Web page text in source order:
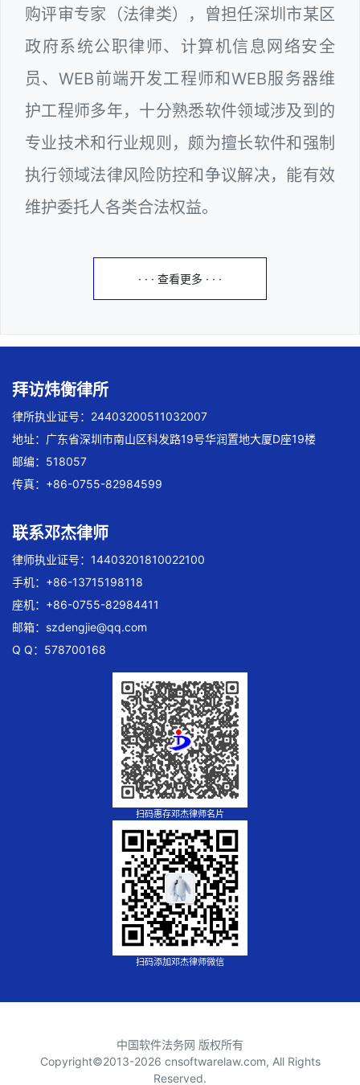
购评审专家（法律类），曾担任深圳市某区
政府系统公职律师、计算机信息网络安全
员、WEB前端开发工程师和WEB服务器维
护工程师多年，十分熟悉软件领域涉及到的
专业技术和行业规则，颇为擅长软件和强制
执行领域法律风险防控和争议解决，能有效
维护委托人各类合法权益。
· · · 查看更多 · · ·
拜访炜衡律所
律所执业证号：24403200511032007
地址：广东省深圳市南山区科发路19号华润置地大厦D座19楼
邮编：518057
传真：+86-0755-82984599
联系邓杰律师
律师执业证号：14403201810022100
手机：+86-13715198118
座机：+86-0755-82984411
邮箱： szdengjie@qq.com
Q Q：578700168
扫码惠存邓杰律师名片
扫码添加邓杰律师微信
中国软件法务网 版权所有
Copyright©2013-2026 cnsoftwarelaw.com, All Rights
Reserved.